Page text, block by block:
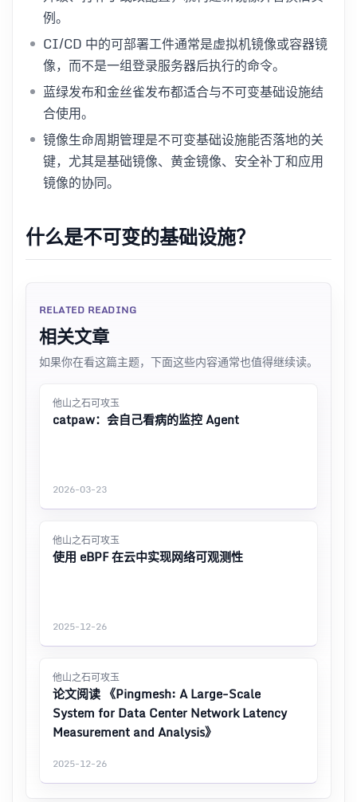
例。
CI/CD 中的可部署工件通常是虚拟机镜像或容器镜
像，而不是一组登录服务器后执行的命令。
蓝绿发布和金丝雀发布都适合与不可变基础设施结
合使用。
镜像生命周期管理是不可变基础设施能否落地的关
键，尤其是基础镜像、黄金镜像、安全补丁和应用
镜像的协同。
什么是不可变的基础设施？
RELATED READING
相关文章
如果你在看这篇主题，下面这些内容通常也值得继续读。
他山之石可攻玉
catpaw：会自己看病的监控 Agent
2026-03-23
他山之石可攻玉
使用 eBPF 在云中实现网络可观测性
2025-12-26
他山之石可攻玉
论文阅读 《Pingmesh: A Large-Scale
System for Data Center Network Latency
Measurement and Analysis》
2025-12-26